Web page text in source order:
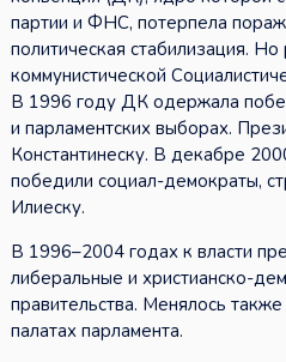
партии и ФНС, потерпела
политическая стабилизация.
коммунистической
В 1996 году ДК одержала
и парламентских выборах.
Константинеску. В декабре
победили социал-демократы,
Илиеску.
В 1996–2004 годах к власти
либеральные и христианско-
правительства. Менялось
палатах парламента.